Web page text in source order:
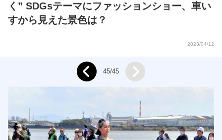
く” SDGsテーマにファッションショー、車い
すから見えた景色は？
2023/04/12
Prev 45/45